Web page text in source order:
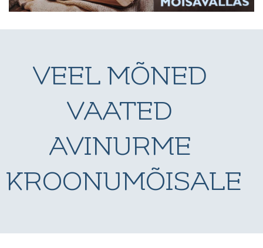
VEEL MÕNED
VAATED
AVINURME
KROONUMÕISALE